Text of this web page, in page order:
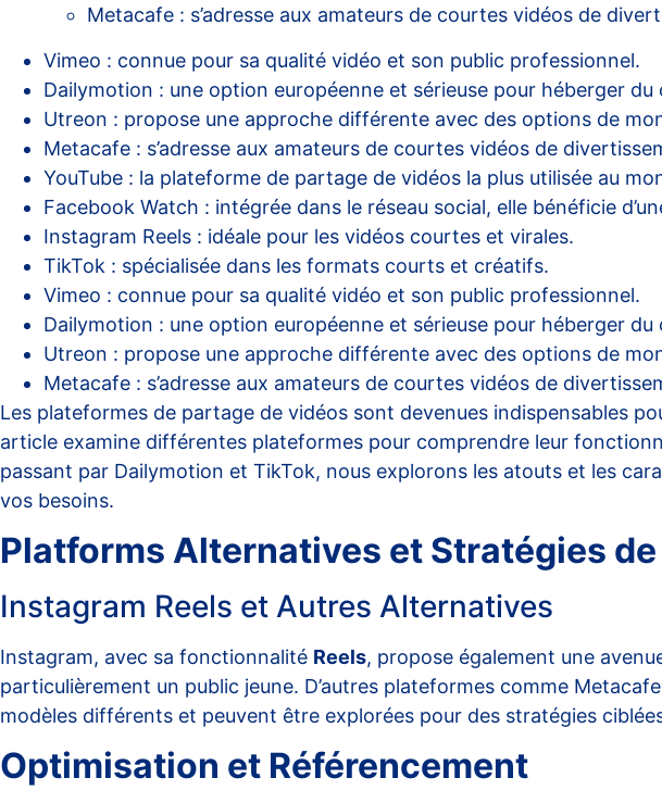
Metacafe : s’adresse aux amateurs de courtes vidéos de
Vimeo : connue pour sa qualité vidéo et son public professionnel.
Dailymotion : une option européenne et sérieuse pour héberger du
Utreon : propose une approche différente avec des options de
Metacafe : s’adresse aux amateurs de courtes vidéos de
YouTube : la plateforme de partage de vidéos la plus utilisée au
Facebook Watch : intégrée dans le réseau social, elle bénéficie
Instagram Reels : idéale pour les vidéos courtes et virales.
TikTok : spécialisée dans les formats courts et créatifs.
Vimeo : connue pour sa qualité vidéo et son public professionnel.
Dailymotion : une option européenne et sérieuse pour héberger du
Utreon : propose une approche différente avec des options de
Metacafe : s’adresse aux amateurs de courtes vidéos de
Les plateformes de partage de vidéos sont devenues indispensables
article examine différentes plateformes pour comprendre leur
passant par Dailymotion et TikTok, nous explorons les atouts et les
vos besoins.
Platforms Alternatives et Stratégies
Instagram Reels et Autres Alternatives
Instagram, avec sa fonctionnalité Reels, propose également une
particulièrement un public jeune. D’autres plateformes comme
modèles différents et peuvent être explorées pour des stratégies
Optimisation et Référencement